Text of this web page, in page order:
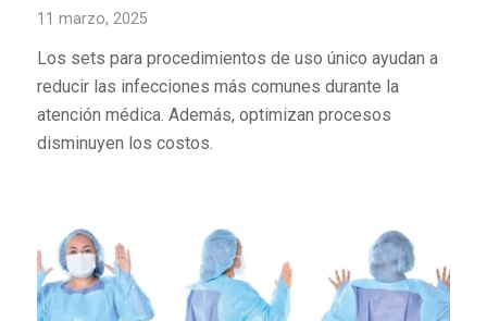
11 marzo, 2025
Los sets para procedimientos de uso único ayudan a
reducir las infecciones más comunes durante la
atención médica. Además, optimizan procesos
disminuyen los costos.